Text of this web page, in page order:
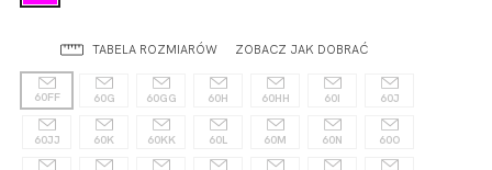
TABELA ROZMIARÓW ZOBACZ JAK DOBRAĆ
60FF 60G 60GG 60H 60HH 60I 60J
60JJ 60K 60KK 60L 60M 60N 60O